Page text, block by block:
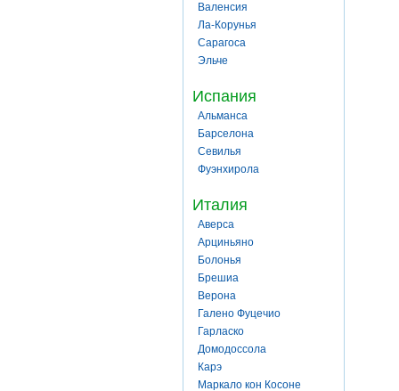
Валенсия
Ла-Корунья
Сарагоса
Эльче
Испания
Альманса
Барселона
Севилья
Фуэнхирола
Италия
Аверса
Арциньяно
Болонья
Брешиа
Верона
Галено Фуцечио
Гарласко
Домодоссола
Карэ
Маркало кон Косоне